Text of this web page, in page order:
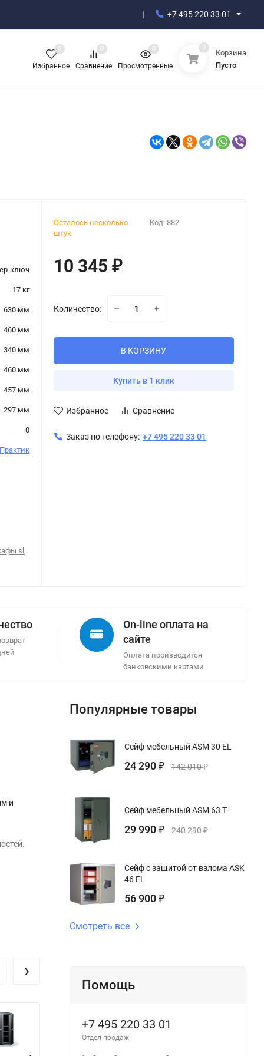
+7 495 220 33 01
Избранное
0
Сравнение
0
Просмотренные
0 0
Корзина
Пусто
ключ
17 кг
630 мм
460 мм
340 мм
460 мм
457 мм
297 мм
0
Практик
sl ,
Осталось несколько
штук
Код: 882
10 345 ₽
Количество:
В КОРЗИНУ
Купить в 1 клик
Избранное Сравнение
Заказ по телефону: +7 495 220 33 01
On-line оплата на
сайте
Оплата производится
банковскими картами
и
›
Популярные товары
Сейф мебельный ASM 30 EL
24 290 ₽ 142 010₽
Сейф мебельный ASM 63 T
29 990 ₽ 240 290₽
Сейф с защитой от взлома ASK
46 EL
56 900 ₽
Смотреть все
Помощь
+7 495 220 33 01
Отдел продаж